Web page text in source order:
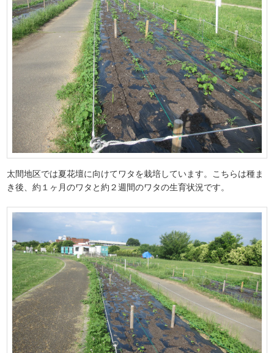
太間地区では夏花壇に向けてワタを栽培しています。こちらは種ま
き後、約１ヶ月のワタと約２週間のワタの生育状況です。